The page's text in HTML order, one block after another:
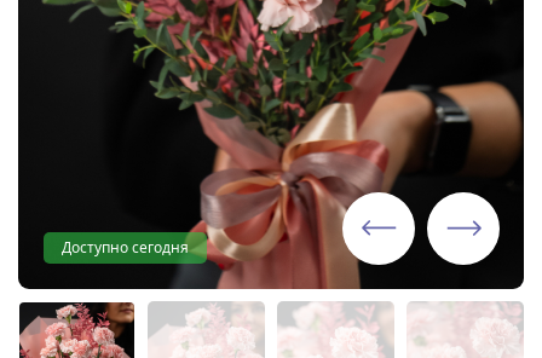
Доступно сегодня